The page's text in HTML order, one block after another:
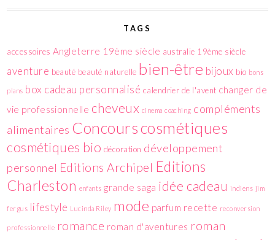
TAGS
accessoires Angleterre 19ème siècle australie 19ème siècle
aventure beauté beauté naturelle bien-être bijoux bio bons
plans box cadeau personnalisé calendrier de l'avent changer de
vie professionnelle cheveux cinema coaching compléments
alimentaires Concourscosmétiques
cosmétiques bio décoration développement
personnel Editions Archipel Editions
Charleston enfants grande saga idée cadeau indiens jim
fergus lifestyle Lucinda Riley mode parfum recette reconversion
professionnelle romance roman d'aventures roman